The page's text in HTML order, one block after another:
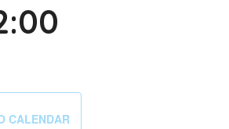
CALENDAR